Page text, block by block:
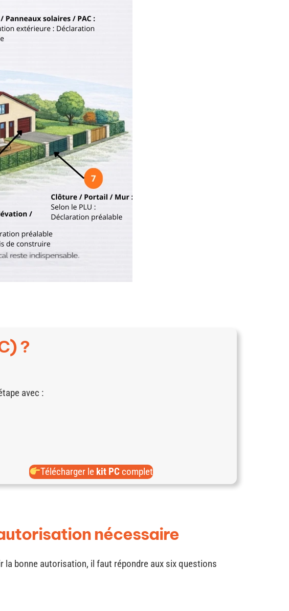
?
avec :
Télécharger le kit PCcomplet
nécessaire
la bonne autorisation, il faut répondre aux six questions